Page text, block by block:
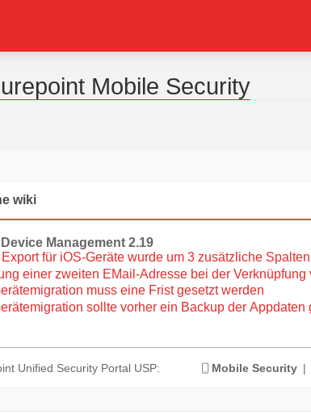
Mobile Security
wiki
Management 2.19
für iOS-Geräte wurde um 3 zusätzliche
einer zweiten EMail-Adresse bei der Verknüpfung
muss eine Frist gesetzt werden
sollte vorher ein Backup der Appdaten
Unified Security Portal USP: Mobile Security |